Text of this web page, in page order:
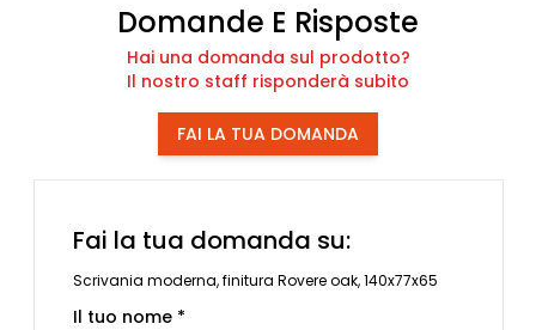
Domande E Risposte
Hai una domanda sul prodotto?
Il nostro staff risponderà subito
FAI LA TUA DOMANDA
Fai la tua domanda su:
Scrivania moderna, finitura Rovere oak, 140x77x65
Il tuo nome *